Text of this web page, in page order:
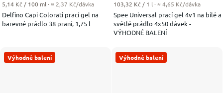
Delfino Capi Colorati prací gel na
barevné prádlo 38 praní, 1,75 l
Měrná cena:
5,14 Kč / 100 ml · ≈ 2,37 Kč/dávka
Spee Universal prací gel 4v1 na bílé a
světlé prádlo 4x50 dávek -
VÝHODNÉ BALENÍ
Měrná cena:
103,32 Kč / 1 l · ≈ 4,65 Kč/dávka
Výhodné balení Výhodné balení